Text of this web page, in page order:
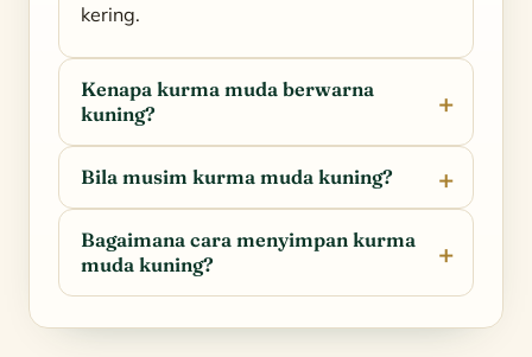
kering.
Kenapa kurma muda berwarna
kuning?
Bila musim kurma muda kuning?
Bagaimana cara menyimpan kurma
muda kuning?